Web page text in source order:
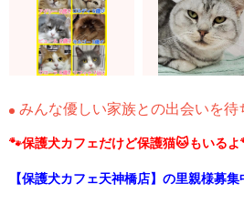
みんな優しい家族との出会いを待
🐾保護犬カフェだけど保護猫🐱もいるよ
【保護犬カフェ天神橋店】の里親様募